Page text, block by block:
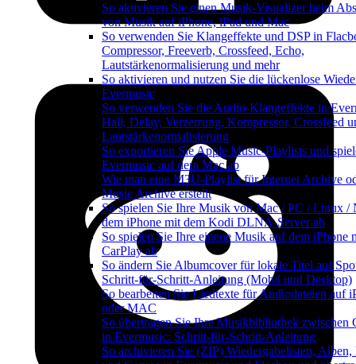
So aktivieren Sie einen Musik-Visualizer beim
von Musik auf iPhone, iPad und Mac
So verwenden Sie Klangeffekte und DSP in
Compressor, Freeverb, Crossfeed, Echo,
Lautstärkenormalisierung und mehr
So aktivieren und nutzen Sie die lückenlose
Evermusic
So verwenden Sie die Audio-Klangeffekte in
Hall, Delay, Verzerrung, Kompressor, Crossfeed
Lautstärkenormalisierung
So exportieren Sie Apple Music-Playlists und
Evermusic auf dem Mac ab
Wie man eine M3U-Playlist für Internet Archive
Music Archive erstellt
So spielen Sie Ihre Musik von Mac / PC / Linux /
dem iPhone mit dem Kodi DLNA-Server ab
So spielen Sie Ihre eigene Musik auf dem iPhone
CarPlay ab
So ändern Sie Albumcover für lokale Titel auf
Schritt-für-Schritt-Anleitung (Mobil und Desktop)
So bearbeiten Sie Liedtexte für Audiodateien auf
oder MAC
So übertragen Sie Ihre Musikbibliothek zwischen
in Evermusic: Schritt-für-Schritt-Anleitung
So archivieren Sie (ZIP) Wiedergabelisten,